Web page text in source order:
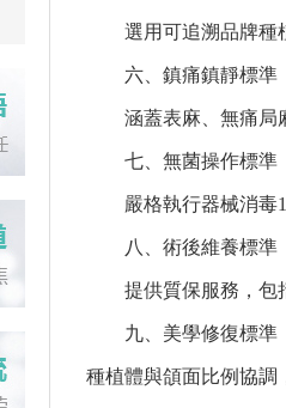
選用可追溯品牌種植
六、鎮痛鎮靜標準
涵蓋表麻、無痛局麻
七、無菌操作標準
嚴格執行器械消毒11
八、術後維養標準
提供質保服務，包括
九、美學修復標準
種植體與頜面比例協調